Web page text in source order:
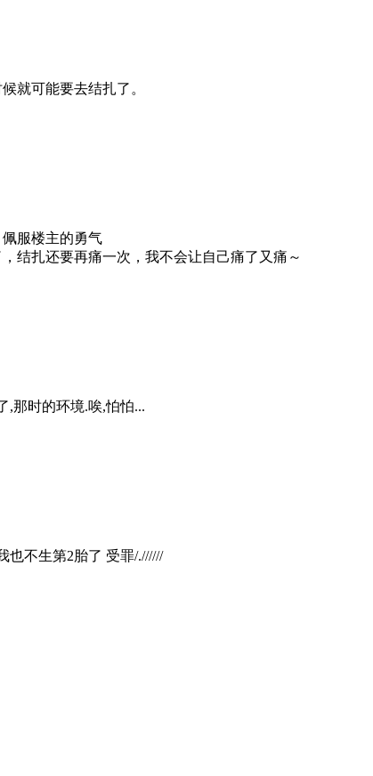
就可能要去结扎了。
服楼主的勇气
结扎还要再痛一次，我不会让自己痛了又痛～
,那时的环境.唉,怕怕...
也不生第2胎了 受罪/.//////